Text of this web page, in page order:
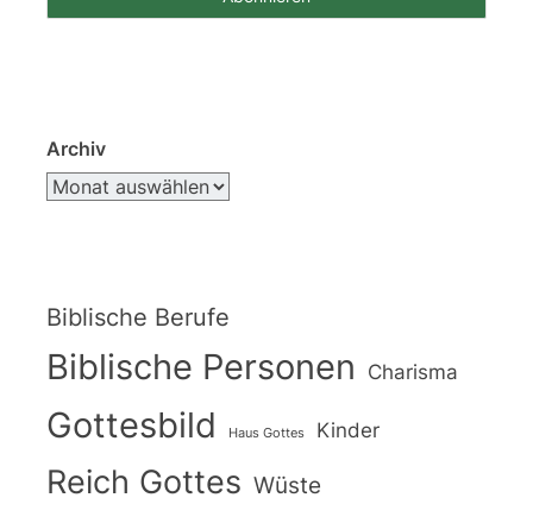
Archiv
Biblische Berufe
Biblische Personen Charisma
Gottesbild Haus Gottes Kinder
Reich Gottes Wüste